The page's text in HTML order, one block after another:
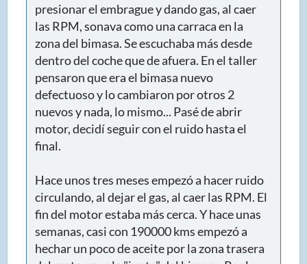
presionar el embrague y dando gas, al caer
las RPM, sonava como una carraca en la
zona del bimasa. Se escuchaba más desde
dentro del coche que de afuera. En el taller
pensaron que era el bimasa nuevo
defectuoso y lo cambiaron por otros 2
nuevos y nada, lo mismo... Pasé de abrir
motor, decidí seguir con el ruido hasta el
final.
Hace unos tres meses empezó a hacer ruido
circulando, al dejar el gas, al caer las RPM. El
fin del motor estaba más cerca. Y hace unas
semanas, casi con 190000 kms empezó a
hechar un poco de aceite por la zona trasera